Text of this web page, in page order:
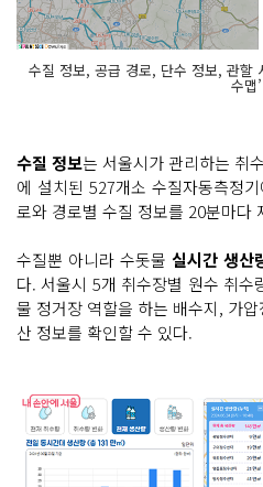
수질 정보, 공급 경로, 단수 정보, 관할
수맵’
수질 정보는 서울시가 관리하는 취
에 설치된 527개소 수질자동측정
로와 경로별 수질 정보를 20분마다
수질뿐 아니라 수돗물 실시간 생산
다. 서울시 5개 취수장별 원수 취
물 정거장 역할을 하는 배수지, 가
산 정보를 확인할 수 있다.